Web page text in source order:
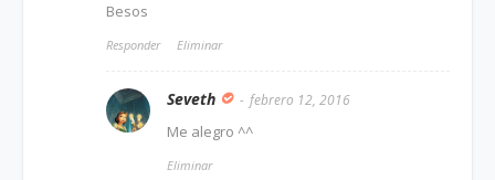
Besos
Responder Eliminar
Seveth febrero 12, 2016
Me alegro ^^
Eliminar